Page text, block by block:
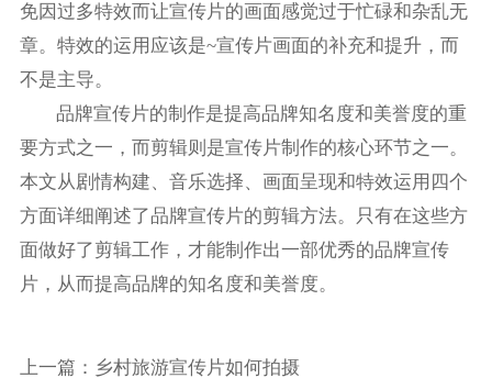
免因过多特效而让宣传片的画面感觉过于忙碌和杂乱无
章。特效的运用应该是~宣传片画面的补充和提升，而
不是主导。
品牌宣传片的制作是提高品牌知名度和美誉度的重
要方式之一，而剪辑则是宣传片制作的核心环节之一。
本文从剧情构建、音乐选择、画面呈现和特效运用四个
方面详细阐述了品牌宣传片的剪辑方法。只有在这些方
面做好了剪辑工作，才能制作出一部优秀的品牌宣传
片，从而提高品牌的知名度和美誉度。
上一篇： 乡村旅游宣传片如何拍摄